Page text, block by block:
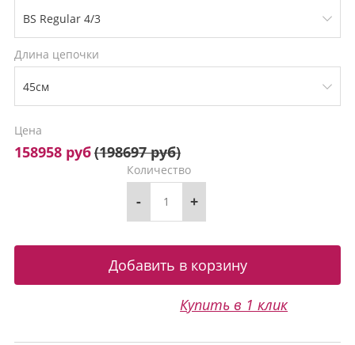
Длина цепочки
Цена
158958 руб(198697 руб)
Количество
- +
Купить в 1 клик